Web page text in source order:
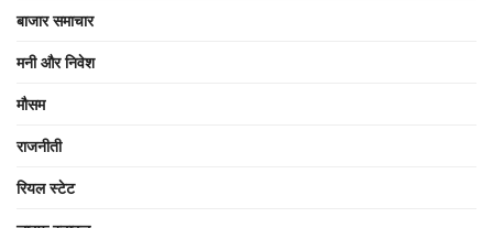
बाजार समाचार
मनी और निवेश
मौसम
राजनीती
रियल स्टेट